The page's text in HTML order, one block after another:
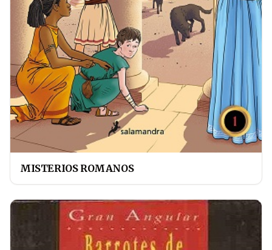
MISTERIOS ROMANOS